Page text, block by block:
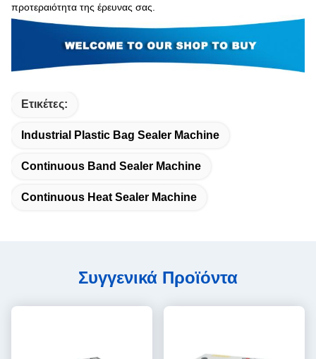
προτεραιότητα της έρευνας σας.
Ετικέτες:
Industrial Plastic Bag Sealer Machine
Continuous Band Sealer Machine
Continuous Heat Sealer Machine
Συγγενικά Προϊόντα